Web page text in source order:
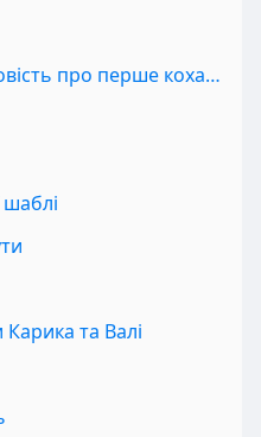
Вітька + Галя, або Повість про перше кохання
та Валі